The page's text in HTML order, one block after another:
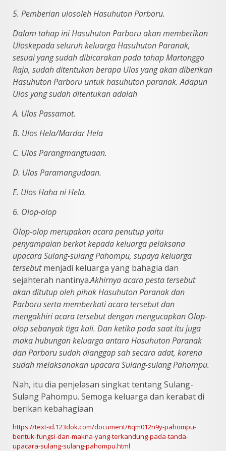
5. Pemberian ulosoleh Hasuhuton Parboru.
Dalam tahap ini Hasuhuton Parboru akan memberikan
Uloskepadaseluruh keluarga Hasuhuton Paranak,
sesuai yang sudah dibicarakan pada tahapMartonggo
Raja, sudah ditentukan berapa Ulos yang akan diberikan
Hasuhuton Parboru untuk hasuhuton paranak. Adapun
Ulos yang sudah ditentukan adalah
A. Ulos Passamot.
B. Ulos Hela/Mardar Hela
C. Ulos Parangmangtuaan.
D. Ulos Paramangudaan.
E. Ulos Haha ni Hela.
6. Olop-olop
Olop-olop merupakan acara penutup yaitu
penyampaian berkat kepadakeluarga pelaksana
upacara Sulang-sulang Pahompu, supaya keluarga
tersebutmenjadi keluarga yang bahagia dan
sejahterah nantinya.Akhirnya acara pesta tersebut
akan ditutup oleh pihak Hasuhuton Paranakdan
Parboru serta memberkati acara tersebut dan
mengakhiri acara tersebutdengan mengucapkan Olop-
olop sebanyak tiga kali. Dan ketika pada saat itu juga
maka hubungan keluarga antara Hasuhuton Paranak
dan Parboru sudah dianggapsah secara adat, karena
sudah melaksanakan upacara Sulang-sulang Pahompu.
Nah, itu dia penjelasan singkat tentang Sulang-
Sulang Pahompu. Semoga keluarga dan kerabat di
berikan kebahagiaan
https://text-id.123dok.com/document/6qm012n9y-pahompu-
bentuk-fungsi-dan-makna-yang-terkandung-pada-tanda-
upacara-sulang-sulang-pahompu.html